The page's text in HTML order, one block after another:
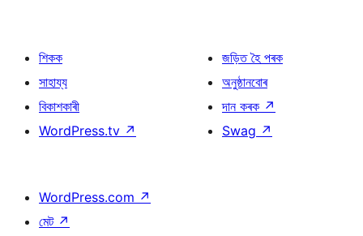
শিকক
সাহায্য
বিকাশকাৰী
WordPress.tv ↗
জড়িত হৈ পৰক
অনুষ্ঠানবোৰ
দান কৰক ↗
Swag ↗
WordPress.com ↗
মেট ↗